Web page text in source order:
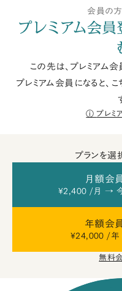
会員の
プレミアム会員
この先は、プレミアム
プレミアム会員になると、
プレミ
プランを選
月額会
¥2,400 /月 → 今
年額会
¥24,000 /年
無料